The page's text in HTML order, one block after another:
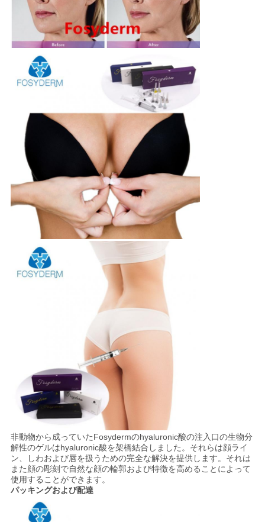
非動物から成っていたFosydermのhyaluronic酸の注入口の生物分
解性のゲルはhyaluronic酸を架橋結合しました。それらは顔ライ
ン、しわおよび唇を扱うための完全な解決を提供します。それは
また顔の彫刻で自然な顔の輪郭および特徴を高めることによって
使用することができます。
パッキングおよび配達